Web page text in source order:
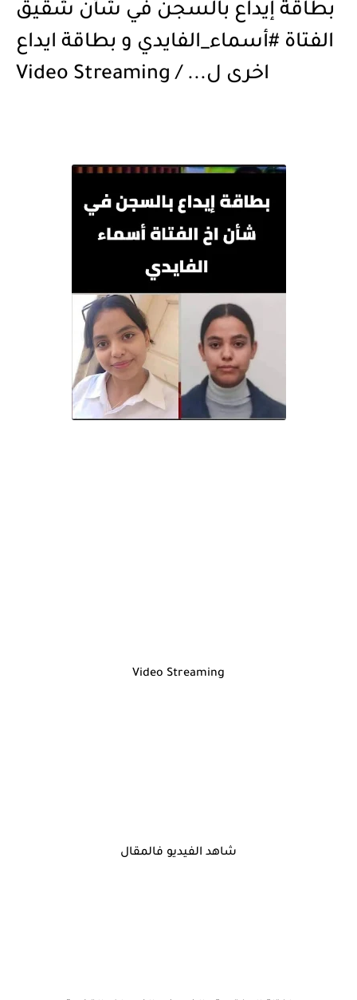
بطاقة إيداع بالسجن في شأن شقيق
الفتاة #أسماء_الفايدي و بطاقة ايداع
اخرى ل... / Video Streaming
Video Streaming
شاهد الفيديو فالمقال